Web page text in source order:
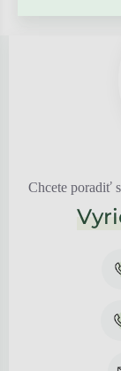
Chcete poradiť